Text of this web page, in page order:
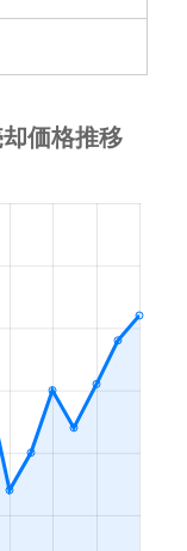
徒歩10分
徒歩8分